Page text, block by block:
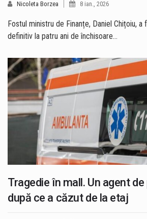
Nicoleta Borzea 8 ian., 2026
Fostul ministru de Finanțe, Daniel Chițoiu,
definitiv la patru ani de închisoare…
Tragedie în mall. Un agent
după ce a căzut de la etaj